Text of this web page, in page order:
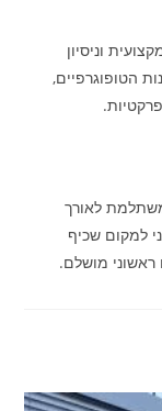
וניסיון
הטופוגרפיים,
לאורך
למקום שכיף
מושלם.